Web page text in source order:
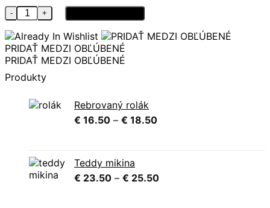
množstvo Softshellová bunda simple STAROFIALOVÁ
PRIDAŤ MEDZI OBĽÚBENÉ
PRIDAŤ MEDZI OBĽÚBENÉ
Produkty
Rebrovaný rolák
€ 16.50 – € 18.50Price
Teddy mikina
€ 23.50 – € 25.50Price